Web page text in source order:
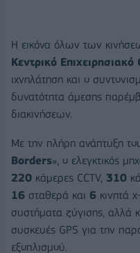
H εικόνα όλων των
Κεντρικό
ιχνηλάτηση και ο
δυνατότητα άμεσης
διακινήσεων.
Με την πλήρη ανάπτυξη
Borders», ο ελεγκτικός
220 κάμερες CCTV, 310
16 σταθερά και 6 κινητά
συστήματα ζύγισης, αλλά
συσκευές GPS για την
εξοπλισμού.